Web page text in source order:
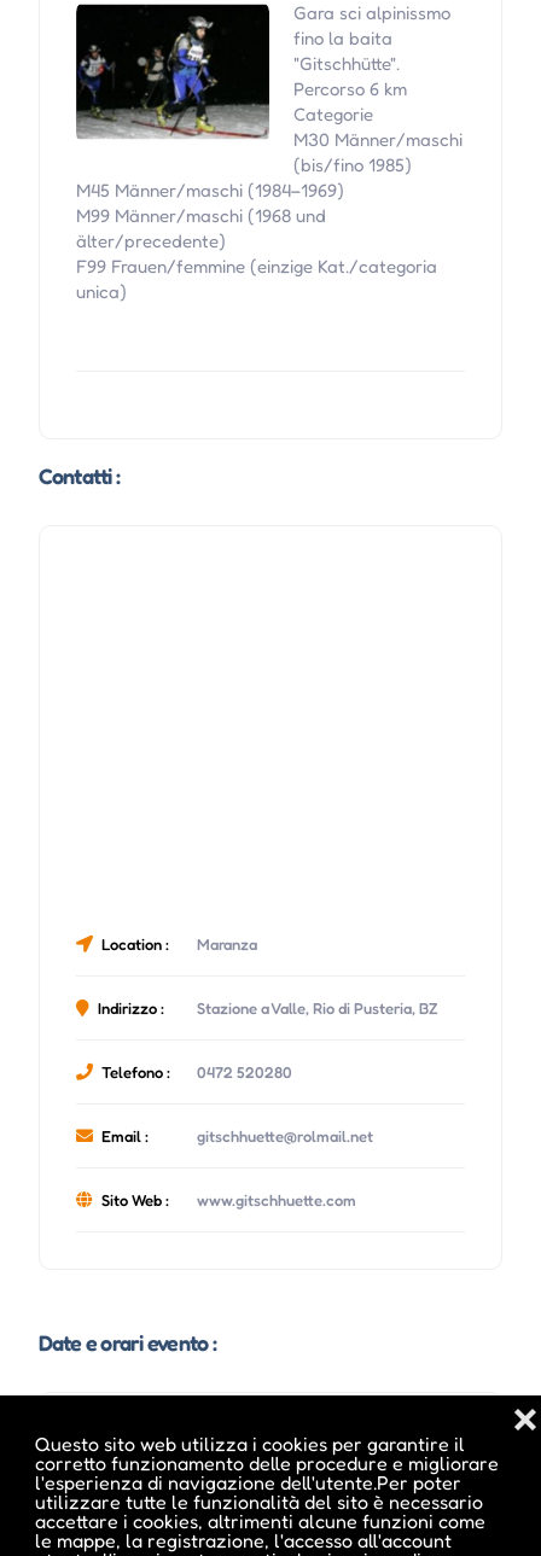
Questo sito web utilizza i cookies per garantire il
corretto funzionamento delle procedure e migliorare
l'esperienza di navigazione dell'utente.Per poter
utilizzare tutte le funzionalità del sito è necessario
accettare i cookies, altrimenti alcune funzioni come
le mappe, la registrazione, l'accesso all'account
❌
Gara sci alpinissmo
fino la baita
"Gitschhütte".
Percorso 6 km
Categorie
M30 Männer/maschi
(bis/fino 1985)
M45 Männer/maschi (1984–1969)
M99 Männer/maschi (1968 und
älter/precedente)
F99 Frauen/femmine (einzige Kat./categoria
unica)
Contatti :
Location : Maranza
Indirizzo : Stazione a Valle, Rio di Pusteria, BZ
Telefono : 0472 520280
Email : gitschhuette@rolmail.net
Sito Web : www.gitschhuette.com
Date e orari evento :